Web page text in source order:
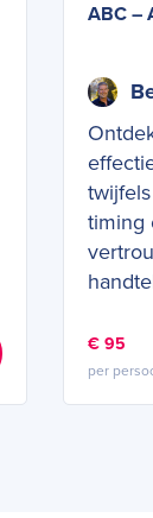
ABC –
timing
€ 95
per